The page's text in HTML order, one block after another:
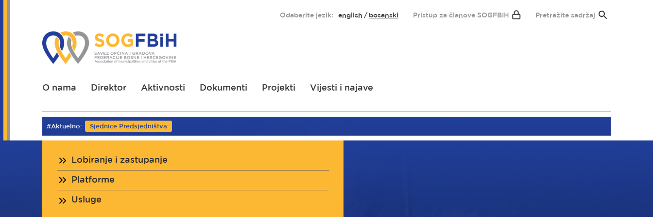
Odaberite jezik: english bosanski Pristup za članove SOGFBIH Pretražite sadržaj
O nama Direktor Aktivnosti Dokumenti Projekti Vijesti i najave
#Aktuelno: Sjednice Predsjedništva
Lobiranje i zastupanje
Platforme
Usluge